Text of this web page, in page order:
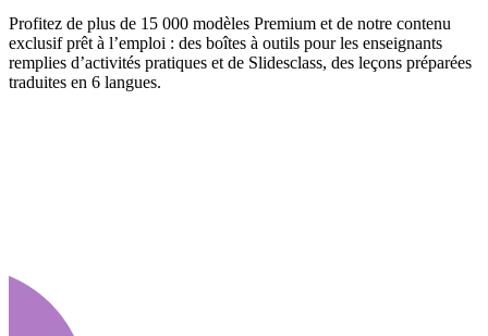
Profitez de plus de 15 000 modèles Premium et de notre contenu
exclusif prêt à l’emploi : des boîtes à outils pour les enseignants
remplies d’activités pratiques et de Slidesclass, des leçons préparées
traduites en 6 langues.